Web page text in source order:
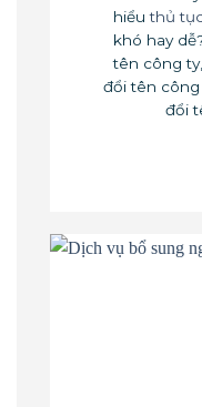
hiểuthủ
khó hay
tên công
đổi tên công
đổi